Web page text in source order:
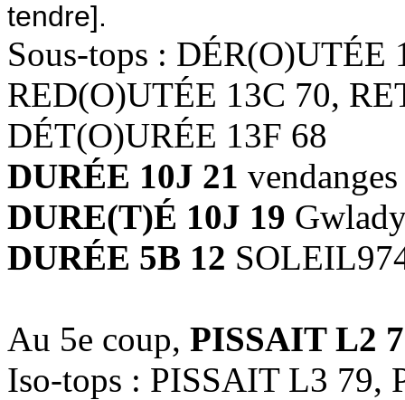
tendre].
Sous-tops :
RED(O)UTÉE 13C 70,
DÉT(O)URÉE 13F 68
DURÉE 10J 21 vendanges
DURE(T)É 10J 19
DURÉE 5B 12
Au 5e coup, PISSAIT L2
Iso-tops : PISSAIT L3 79,